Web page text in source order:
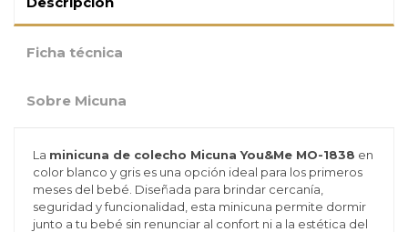
Ficha técnica
Sobre Micuna
La minicuna de colecho Micuna You&Me MO-1838 en
color blanco y gris es una opción ideal para los primeros
meses del bebé. Diseñada para brindar cercanía,
seguridad y funcionalidad, esta minicuna permite dormir
junto a tu bebé sin renunciar al confort ni a la estética del